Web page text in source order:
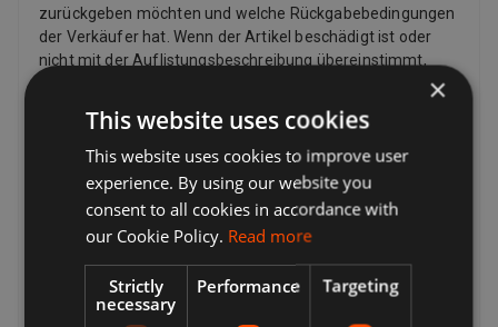
zurückgeben möchten und welche Rückgabebedingungen
der Verkäufer hat. Wenn der Artikel beschädigt ist oder
nicht mit der Auflistungsbeschreibung übereinstimmt,
Rückgaberichtlinie des Verkäufers besagt, dass er keine
Rücksendungen akzeptiert. Wenn Sie Ihre Meinung
geändert haben und keinen Artikel mehr möchten, können
Sie dennoch eine Rücksendung anfordern, der Verkäufer
muss diese jedoch nicht akzeptieren. Wenn der Käufer
zurückgeben möchte, muss er möglicherweise die
Rücksendekosten bezahlen, abhängig von den
Rückgabebedingungen des Verkäufers. Verkäufer können
dem Käufer eine Rücksendeadresse und zusätzliche
×
This website uses cookies
This website uses cookies to improve user
experience. By using our website you
consent to all cookies in accordance with
our Cookie Policy. Read more
Strictly
necessary
Performance Targeting